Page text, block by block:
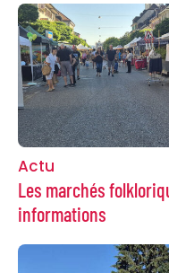
Actu
Les marchés
informations